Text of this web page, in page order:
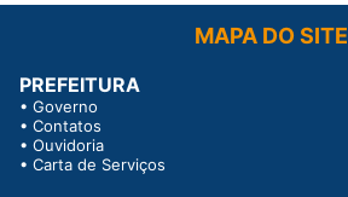
MAPA DO SITE
PREFEITURA
• Governo
• Contatos
• Ouvidoria
• Carta de Serviços